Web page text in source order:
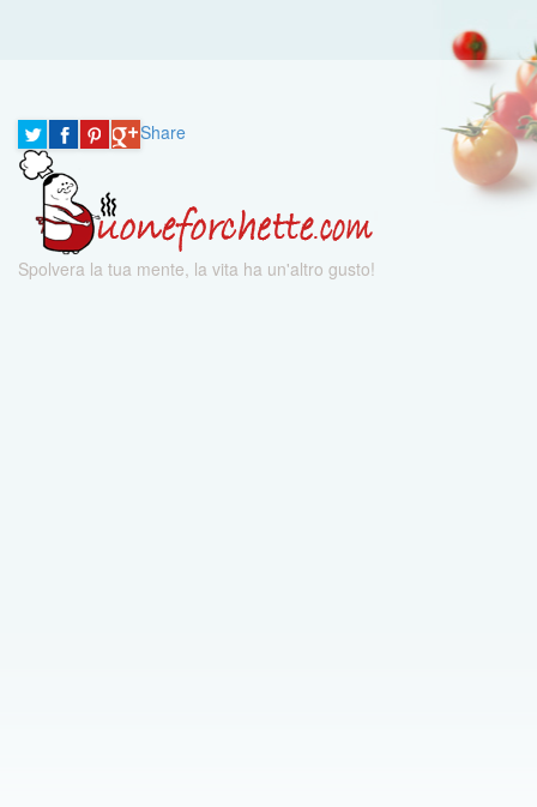
Share
Spolvera la tua mente, la vita ha un'altro gusto!